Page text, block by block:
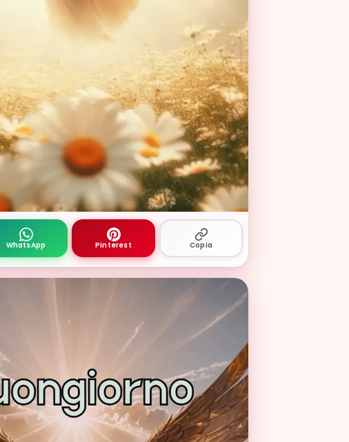
luminose con gatto assonnato e cuscini
WhatsApp Pinterest Copia